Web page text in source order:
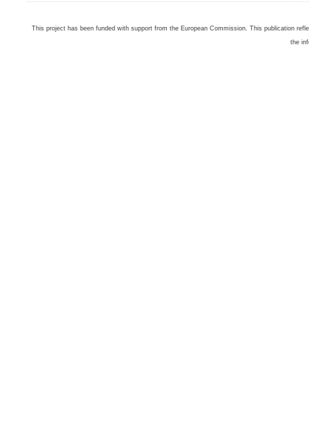
This project has been funded with support from the European Commission. This publication
the